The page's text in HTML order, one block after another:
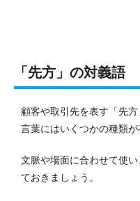
「先方」の対義語
顧客や取引先を表す「先
言葉にはいくつかの種類が
文脈や場面に合わせて使
ておきましょう。